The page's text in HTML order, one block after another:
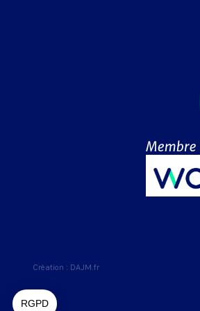
Création : DAJM.fr